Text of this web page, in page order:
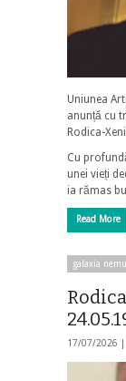
Uniunea
anunță cu
Rodica-
Cu
unei vieți
ia rămas
Read More
galaxia
17/07/2026 |